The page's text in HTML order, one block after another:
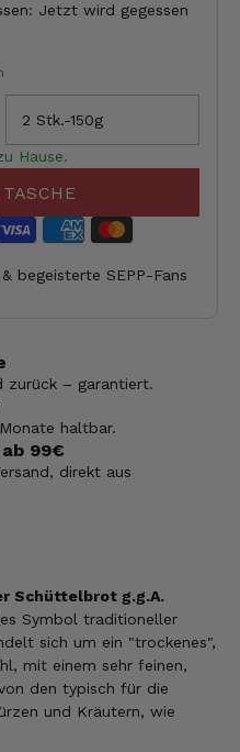
Jetzt wird gegessen
2 Stk.-150g
Hause.
begeisterte SEPP-Fans
zurück – garantiert.
haltbar.
99€
direkt aus
Schüttelbrot g.g.A.
Symbol traditioneller
sich um ein "trockenes",
mit einem sehr feinen,
den typisch für die
und Kräutern, wie